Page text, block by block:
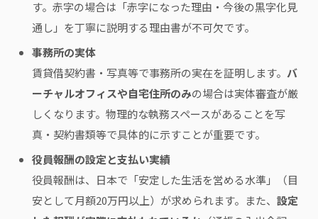
す。赤字の場合は「赤字になった理由・今後の黒字化見
通し」を丁寧に説明する理由書が不可欠です。
事務所の実体
賃貸借契約書・写真等で事務所の実在を証明します。 バ
ーチャルオフィスや自宅住所のみの場合は実体審査が厳
しくなります。物理的な執務スペースがあることを写
真・契約書類等で具体的に示すことが重要です。
役員報酬の設定と支払い実績
役員報酬は、日本で「安定した生活を営める水準」（目
安として月額20万円以上）が求められます。また、 設定